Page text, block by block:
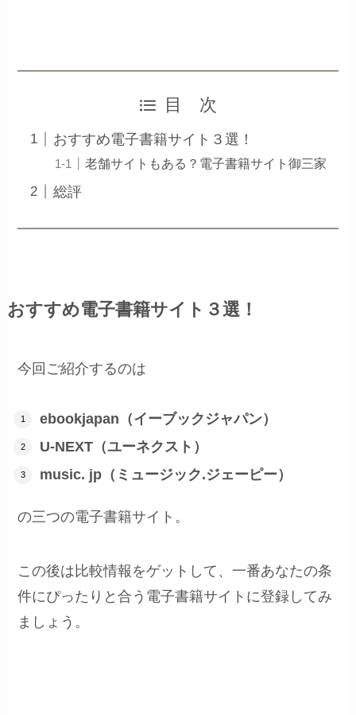
目 次
おすすめ電子書籍サイト３選！
老舗サイトもある？電子書籍サイト御三家
総評
おすすめ電子書籍サイト３選！
今回ご紹介するのは
ebookjapan（イーブックジャパン）
U-NEXT（ユーネクスト）
music. jp（ミュージック.ジェーピー）
の三つの電子書籍サイト。
この後は比較情報をゲットして、一番あなたの条
件にぴったりと合う電子書籍サイトに登録してみ
ましょう。